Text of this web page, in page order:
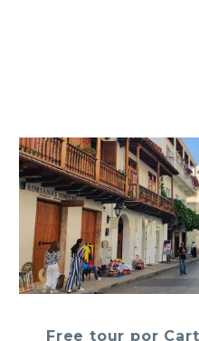
Free tour por